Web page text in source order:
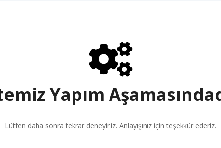
Yapım
Lütfen daha sonra tekrar deneyiniz. Anlayışınız için teşekkür ederiz.